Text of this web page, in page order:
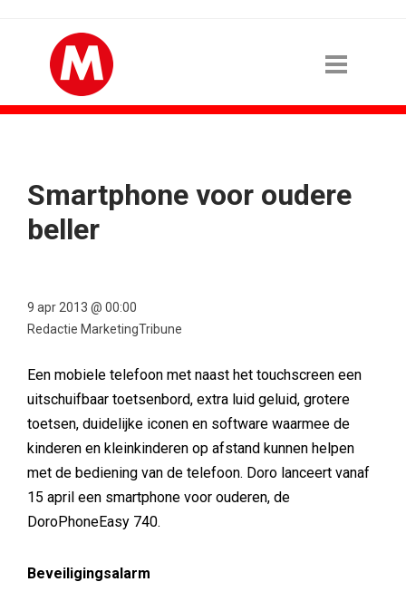
Smartphone voor oudere
beller
9 apr 2013 @ 00:00
Redactie MarketingTribune
Een mobiele telefoon met naast het touchscreen een
uitschuifbaar toetsenbord, extra luid geluid, grotere
toetsen, duidelijke iconen en software waarmee de
kinderen en kleinkinderen op afstand kunnen helpen
met de bediening van de telefoon. Doro lanceert vanaf
15 april een smartphone voor ouderen, de
DoroPhoneEasy 740.
Beveiligingsalarm